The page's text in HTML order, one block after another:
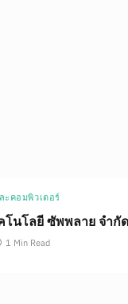
ะคอมพิวเตอร์
โนโลยี ซัพพลาย จำกัด
1 Min Read